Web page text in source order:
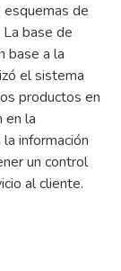
de
base de
base a la
el sistema
productos en
en la
información
un control
al cliente.